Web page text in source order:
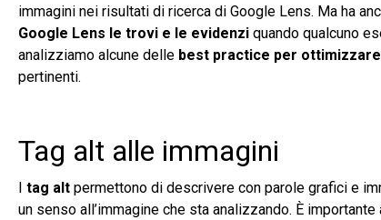
immagini nei risultati di ricerca di Google Lens. Ma ha
Google Lens le trovi e le evidenzi quando qualcuno
analizziamo alcune delle best practice per
pertinenti.
Tag alt alle immagini
tag alt permettono di descrivere con parole grafici e
un senso all’immagine che sta analizzando. È